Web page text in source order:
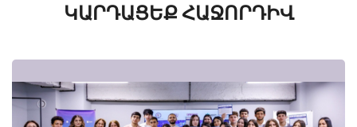
ԿԱՐԴԱՑԵՔ ՀԱՋՈՐԴԻՎ